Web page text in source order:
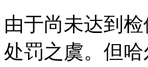
由于尚未达到
处罚之虞。但